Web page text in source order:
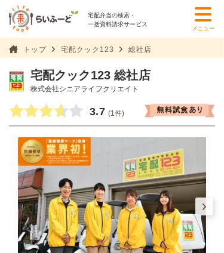
宅配弁当の検索・
一括資料請求サービス
メニュー
トップ 宅配クック123 総社店
宅配クック123 総社店
株式会社シニアライフクリエイト
3.7 (1件)